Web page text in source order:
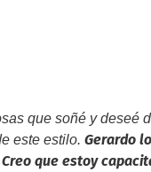
que soñé y deseé
este estilo. Gerardo
que estoy